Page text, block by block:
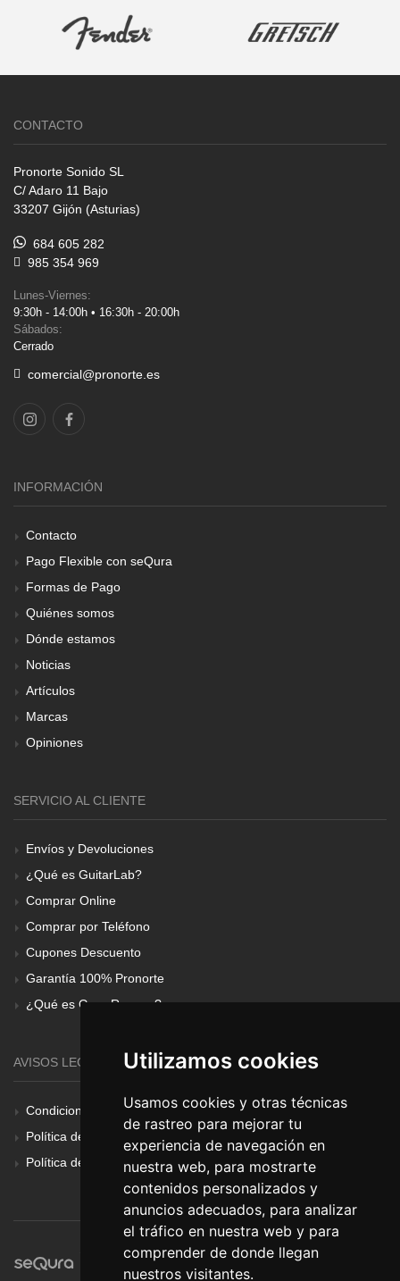
Utilizamos cookies
Usamos cookies y otras técnicas
de rastreo para mejorar tu
experiencia de navegación en
nuestra web, para mostrarte
contenidos personalizados y
anuncios adecuados, para analizar
el tráfico en nuestra web y para
comprender de donde llegan
nuestros visitantes.
CONTACTO
Pronorte Sonido SL
C/ Adaro 11 Bajo
33207 Gijón (Asturias)
684 605 282
985 354 969
Lunes-Viernes:
9:30h - 14:00h • 16:30h - 20:00h
Sábados:
Cerrado
comercial@pronorte.es
INFORMACIÓN
Contacto
Pago Flexible con seQura
Formas de Pago
Quiénes somos
Dónde estamos
Noticias
Artículos
Marcas
Opiniones
SERVICIO AL CLIENTE
Envíos y Devoluciones
¿Qué es GuitarLab?
Comprar Online
Comprar por Teléfono
Cupones Descuento
Garantía 100% Pronorte
¿Qué es Gear Renove?
AVISOS LEGALES
Condiciones Generales
Política de Cookies
Política de Privacidad